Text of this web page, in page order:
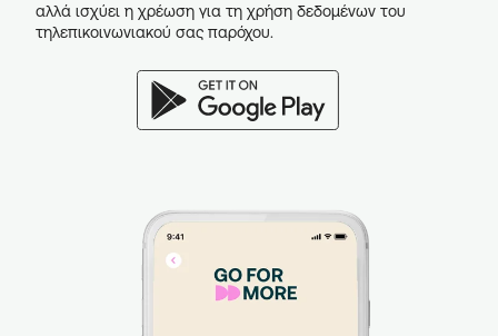
αλλά ισχύει η χρέωση για τη χρήση δεδομένων του
τηλεπικοινωνιακού σας παρόχου.